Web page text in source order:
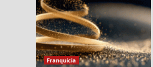
el
Día
de
los
Muertos
Franquicia